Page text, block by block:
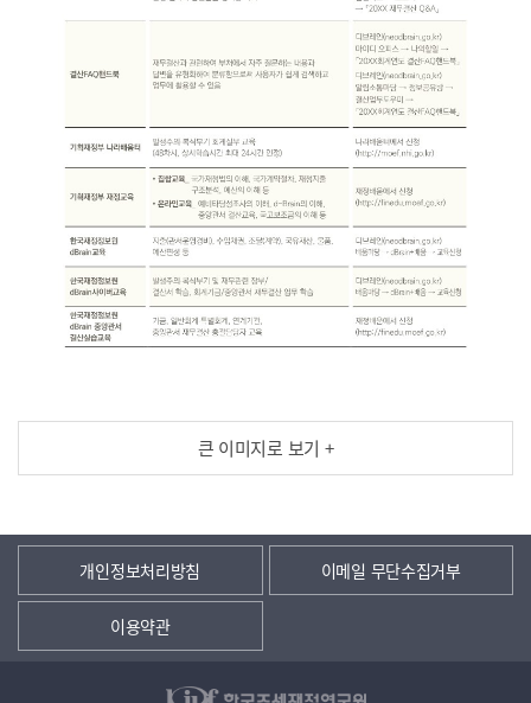
큰 이미지로 보기 +
개인정보처리방침 이메일 무단수집거부
이용약관